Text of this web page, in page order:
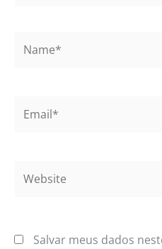
Salvar meus dados